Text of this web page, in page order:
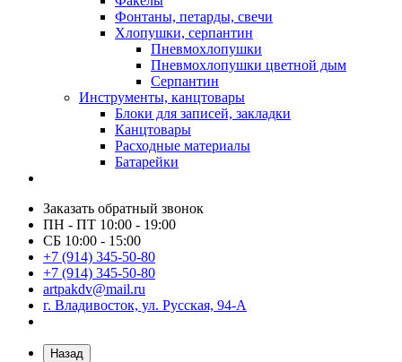
Фонтаны, петарды, свечи
Хлопушки, серпантин
Пневмохлопушки
Пневмохлопушки цветной дым
Серпантин
Инструменты, канцтовары
Блоки для записей, закладки
Канцтовары
Расходные материалы
Батарейки
Заказать обратный звонок
ПН - ПТ 10:00 - 19:00
СБ 10:00 - 15:00
+7 (914) 345-50-80
+7 (914) 345-50-80
artpakdv@mail.ru
г. Владивосток, ул. Русская, 94-А
Назад